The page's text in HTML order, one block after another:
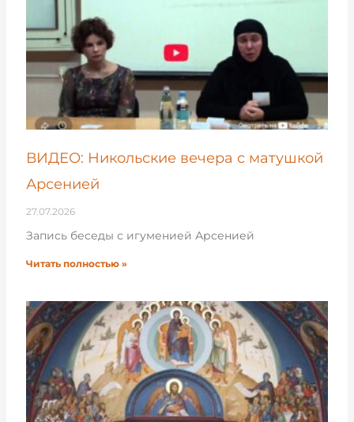
ВИДЕО: Никольские вечера с матушкой
Арсенией
27.07.2026
Запись беседы с игуменией Арсенией
Читать полностью »